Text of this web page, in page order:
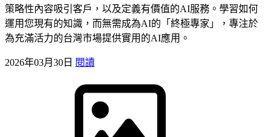
策略性內容吸引客戶，以及定義有價值的AI服務。學習如何
運用您現有的知識，而無需成為AI的「終極專家」，專注於
為充滿活力的台灣市場提供實用的AI應用。
2026年03月30日 閱讀